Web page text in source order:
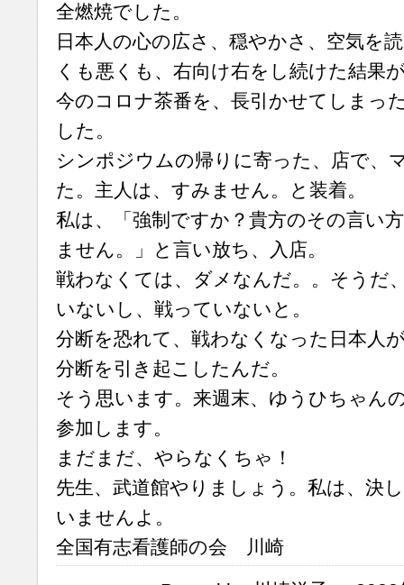
全燃焼でした。
日本人の心の広さ、穏やかさ、空気を
くも悪くも、右向け右をし続けた結果
今のコロナ茶番を、長引かせてしまっ
した。
シンポジウムの帰りに寄った、店で、
た。主人は、すみません。と装着。
私は、「強制ですか？貴方のその言い
ません。」と言い放ち、入店。
戦わなくては、ダメなんだ。。そうだ
いないし、戦っていないと。
分断を恐れて、戦わなくなった日本人
分断を引き起こしたんだ。
そう思います。来週末、ゆうひちゃん
参加します。
まだまだ、やらなくちゃ！
先生、武道館やりましょう。私は、決
いませんよ。
全国有志看護師の会 川崎